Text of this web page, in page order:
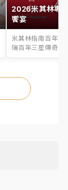
2026米其林專
饗宴
米其林指南百年之
瑞百年三星傳奇、